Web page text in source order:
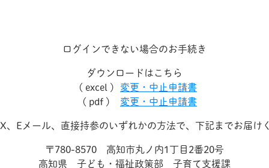
ログインできない場合のお手続き
ダウンロードはこちら
( excel )
変更・中止申請書
( pdf )
変更・中止申請書
、Eメール、直接持参のいずれかの方法で、下記までお届け
〒780-8570 高知市丸ノ内1丁目2番20号
高知県 子ども・福祉政策部 子育て支援課